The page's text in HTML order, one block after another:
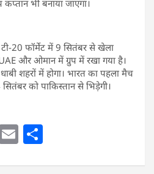
भी बनाया जाएगा।
20 फॉर्मेट में 9 सितंबर से खेला
और ओमान में ग्रुप में रखा गया है।
शहरों में होगा। भारत का पहला मैच
को पाकिस्तान से भिड़ेगी।
E